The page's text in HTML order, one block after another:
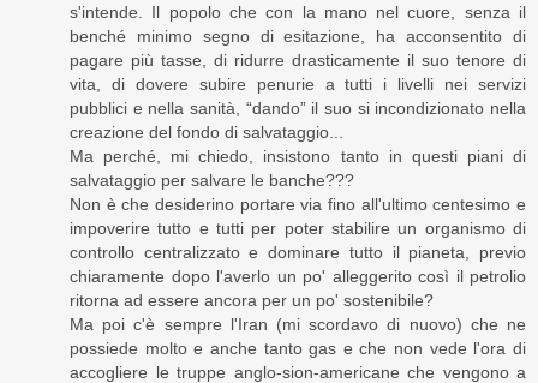
s'intende. Il popolo che con la mano nel cuore, senza il
benché minimo segno di esitazione, ha acconsentito di
pagare più tasse, di ridurre drasticamente il suo tenore di
vita, di dovere subire penurie a tutti i livelli nei servizi
pubblici e nella sanità, “dando” il suo si incondizionato nella
creazione del fondo di salvataggio...
Ma perché, mi chiedo, insistono tanto in questi piani di
salvataggio per salvare le banche???
Non è che desiderino portare via fino all'ultimo centesimo e
impoverire tutto e tutti per poter stabilire un organismo di
controllo centralizzato e dominare tutto il pianeta, previo
chiaramente dopo l'averlo un po' alleggerito così il petrolio
ritorna ad essere ancora per un po' sostenibile?
Ma poi c'è sempre l'Iran (mi scordavo di nuovo) che ne
possiede molto e anche tanto gas e che non vede l'ora di
accogliere le truppe anglo-sion-americane che vengono a